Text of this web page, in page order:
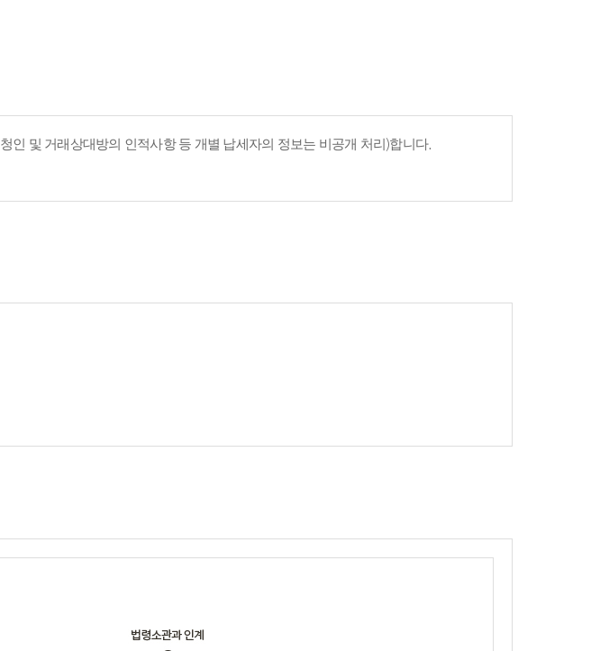
및 거래상대방의 인적사항 등 개별 납세자의 정보는 비공개 처리)합니다.